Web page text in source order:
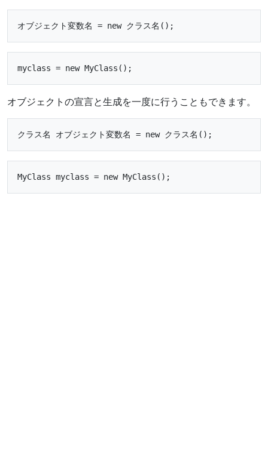
オブジェクトの宣言と生成を一度に行うこともできます。